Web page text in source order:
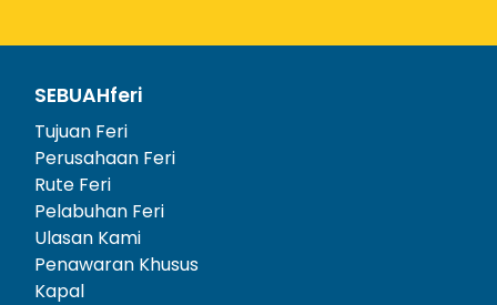
SEBUAHferi
Tujuan Feri
Perusahaan Feri
Rute Feri
Pelabuhan Feri
Ulasan Kami
Penawaran Khusus
Kapal